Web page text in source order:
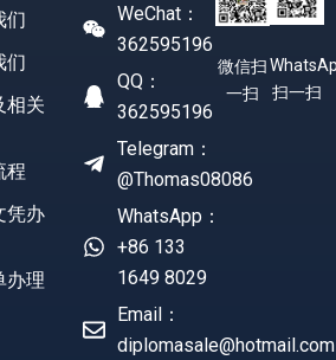
们
们
相关
程
凭办
办理
WeChat：
362595196
QQ：
362595196
Telegram：
@Thomas08086
WhatsApp：
+86 133
1649 8029
Email：
diplomasale@hotmail.com
微信扫
一扫
扫一扫